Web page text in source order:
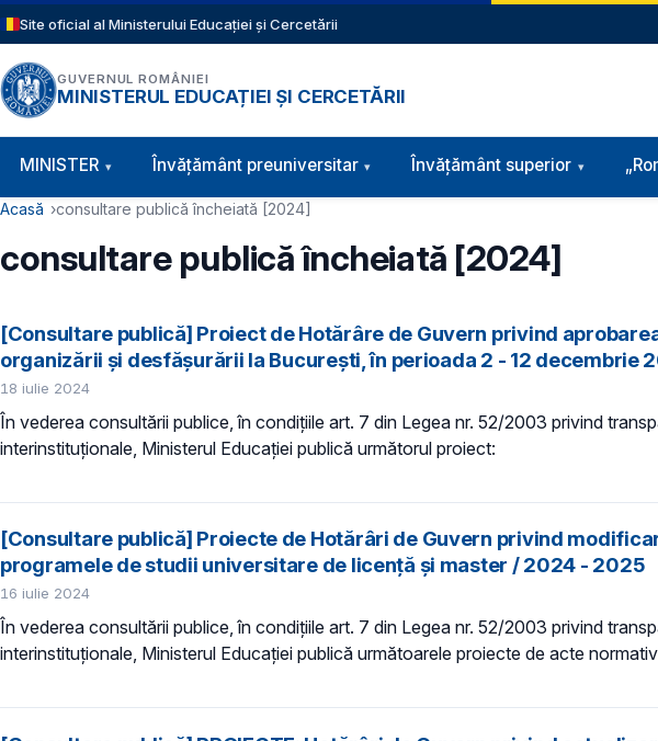
Sari la conținutul principal
Site oficial al Ministerului Educației și Cercetării
GUVERNUL ROMÂNIEI
MINISTERUL EDUCAȚIEI ȘI CERCETĂRII
Navigație principală
MINISTER Învăţământ preuniversitar Învățământ superior
Cale de navigare
Acasă consultare publică încheiată [2024]
consultare publică încheiată [2024]
[Consultare publică] Proiect de Hotărâre de Guvern privind
organizării și desfășurării la București, în perioada 2 - 12 decembrie
18 iulie 2024
În vederea consultării publice, în condiţiile art. 7 din Legea nr. 52/2003 privind
interinstituționale, Ministerul Educaţiei publică următorul proiect:
[Consultare publică] Proiecte de Hotărâri de Guvern privind
programele de studii universitare de licență și master / 2024 - 2025
16 iulie 2024
În vederea consultării publice, în condiţiile art. 7 din Legea nr. 52/2003 privind
interinstituționale, Ministerul Educaţiei publică următoarele proiecte de acte